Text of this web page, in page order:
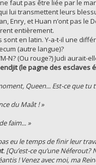
faut pas être liée par le
lui transmettent leurs
Enry, et Huan n’ont pas
entièrement.
sont en latin. Y-a-t-il une
(autre langue)?
N? (Ou rouge?) Judi aurait-
(le pagne des esclaves
Queen... Est-ce que
du Maât ! »
faim... »
eu le temps de finir leur
. [Qu’est-ce qu’une
! Venez avec moi, ma